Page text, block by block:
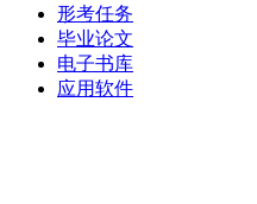
形考任务
毕业论文
电子书库
应用软件